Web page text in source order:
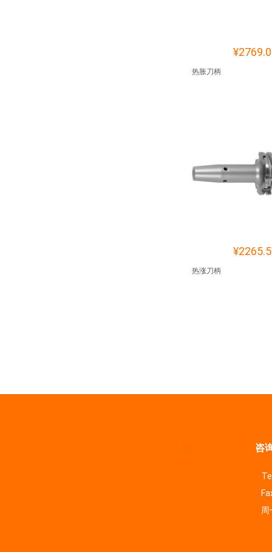
热胀刀柄
热涨刀柄
咨